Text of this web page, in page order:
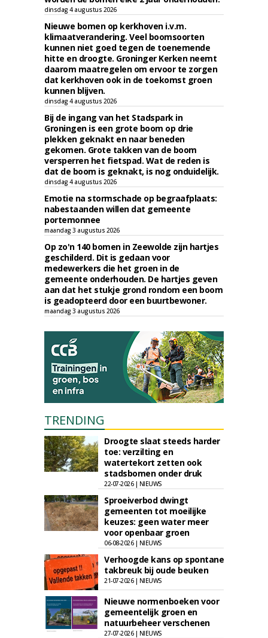
dinsdag 4 augustus 2026
Nieuwe bomen op kerkhoven i.v.m.
klimaatverandering. Veel boomsoorten
kunnen niet goed tegen de toenemende
hitte en droogte. Groninger Kerken neemt
daarom maatregelen om ervoor te zorgen
dat kerkhoven ook in de toekomst groen
kunnen blijven.
dinsdag 4 augustus 2026
Bij de ingang van het Stadspark in
Groningen is een grote boom op drie
plekken geknakt en naar beneden
gekomen. Grote takken van de boom
versperren het fietspad. Wat de reden is
dat de boom is geknakt, is nog onduidelijk.
dinsdag 4 augustus 2026
Emotie na stormschade op begraafplaats:
nabestaanden willen dat gemeente
portemonnee
maandag 3 augustus 2026
Op zo'n 140 bomen in Zeewolde zijn hartjes
geschilderd. Dit is gedaan voor
medewerkers die het groen in de
gemeente onderhouden. De hartjes geven
aan dat het stukje grond rondom een boom
is geadopteerd door een buurtbewoner.
maandag 3 augustus 2026
TRENDING
Droogte slaat steeds harder
toe: verzilting en
watertekort zetten ook
stadsbomen onder druk
22-07-2026 | NIEUWS
Sproeiverbod dwingt
gemeenten tot moeilijke
keuzes: geen water meer
voor openbaar groen
06-08-2026 | NIEUWS
Verhoogde kans op spontane
takbreuk bij oude beuken
21-07-2026 | NIEUWS
Nieuwe normenboeken voor
gemeentelijk groen en
natuurbeheer verschenen
27-07-2026 | NIEUWS